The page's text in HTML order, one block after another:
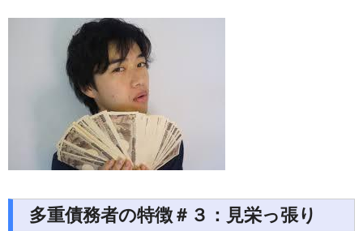
多重債務者の特徴＃３：見栄っ張り